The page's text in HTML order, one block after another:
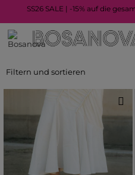
SS26 SALE | -15% auf die
Filtern und sortieren